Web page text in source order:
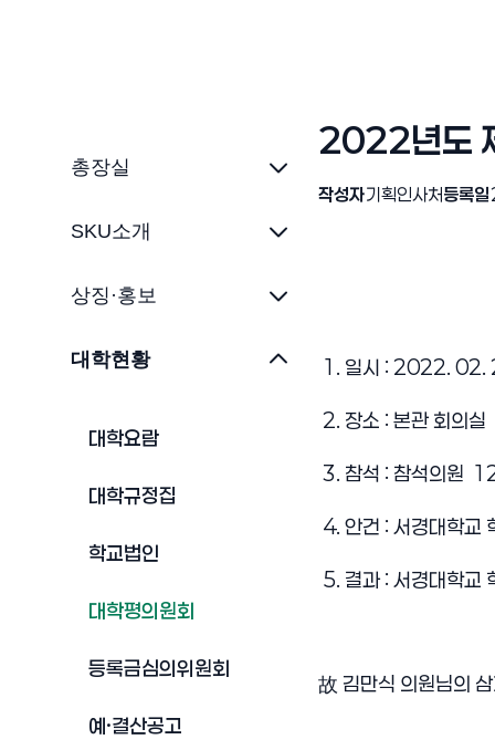
총장실
SKU소개
상징·홍보
대학현황
대학요람
대학규정집
학교법인
대학평의원회
등록금심의위원회
예·결산공고
2022년도
작성자기획인사처등록일
1. 일시 : 2022.
2. 장소 : 본관 회의실
3. 참석 : 참석의원
4. 안건 : 서경대학교
5. 결과 : 서경대학교
故 김만식 의원님의